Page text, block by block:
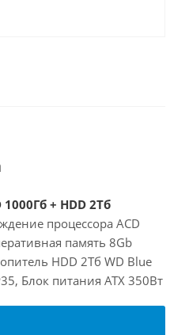
+ HDD 2Тб
процессора ACD
память 8Gb
HDD 2Тб WD Blue
Блок питания ATX 350Вт